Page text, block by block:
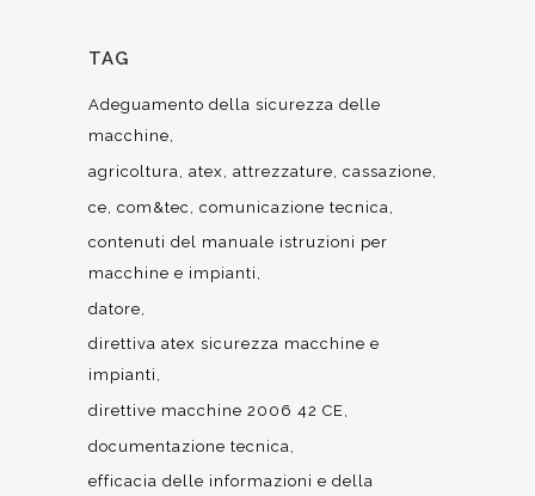
TAG
Adeguamento della sicurezza delle
macchine
agricoltura atex attrezzature cassazione
ce com&tec
comunicazione tecnica
contenuti del manuale istruzioni per
macchine e impianti
datore
direttiva atex sicurezza macchine e
impianti
direttive macchine 2006 42 CE
documentazione tecnica
efficacia delle informazioni e della